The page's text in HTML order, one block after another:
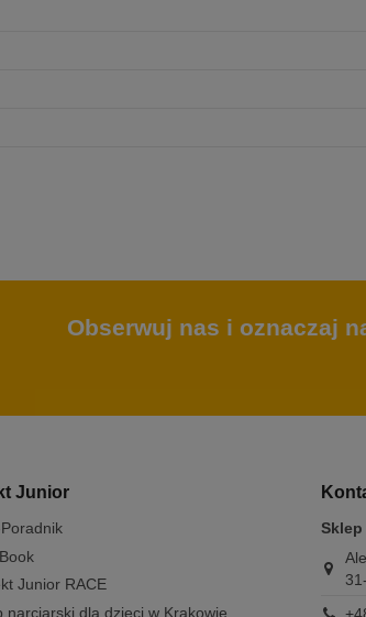
Obserwuj nas i oznaczaj
Junior
Junior RACE
narciarski dla dzieci w Krakowie
Sklep